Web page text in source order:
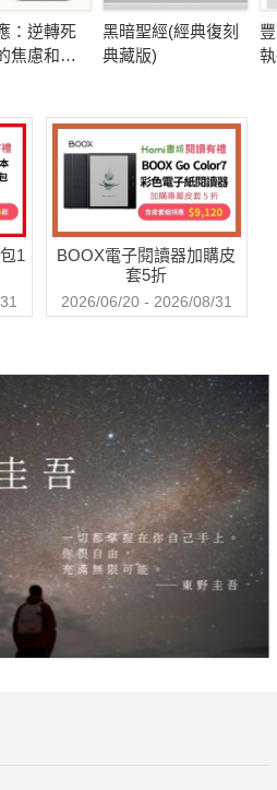
負面衝擊正在發生，我們面臨前
，威脅程度有如 1970 年代的停滯
回到原本的工作與生活。這很可能
的危機不只一個，也不是兩個，
先進國家債務率超過400%，中
襲，投資人應慎防企業詐欺、做
定時炸彈倒數，高齡化、缺工
利用體制作弊，不斷將經濟推入
比1930年代緊縮性大蕭條更危險
幣崩盤，金融市場陷入動盪。
政策盛行，離岸外包，變友岸外
作，然後可能接管人類。
：逆轉死
焦慮和壓
黑暗聖經(經典復刻
典藏版)
1
BOOX電子閱讀器加購皮
套5折
2026/06/20 - 2026/08/31